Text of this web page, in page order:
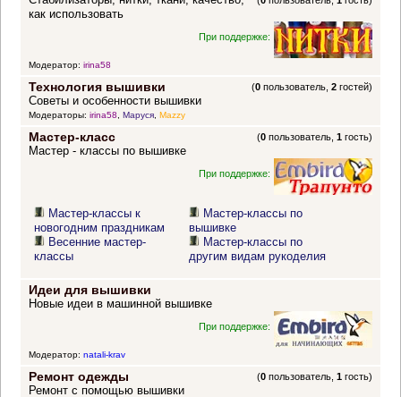
как использовать
При поддержке:
Модератор: irina58
Технология вышивки (0 пользователь,2 гостей)
Советы и особенности вышивки
Модераторы: irina58, Маруся, Mazzy
Мастер-класс (0 пользователь,1 гость)
Мастер - классы по вышивке
При поддержке:
Мастер-классы к
новогодним праздникам
Весенние мастер-
классы
Мастер-классы по
вышивке
Мастер-классы по
другим видам рукоделия
Идеи для вышивки
Новые идеи в машинной вышивке
При поддержке:
Модератор: natali-krav
Ремонт одежды (0 пользователь,1 гость)
Ремонт с помощью вышивки